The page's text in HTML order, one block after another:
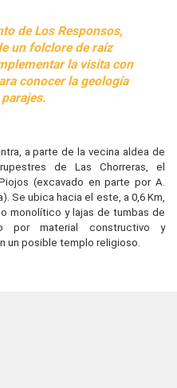
de Los Responsos,
un folclore de raíz
la visita con
conocer la geología
a parte de la vecina aldea de
de Las Chorreras, el
(excavado en parte por A.
Se ubica hacia el este, a 0,6 Km,
monolítico y lajas de tumbas de
por material constructivo y
un posible templo religioso.